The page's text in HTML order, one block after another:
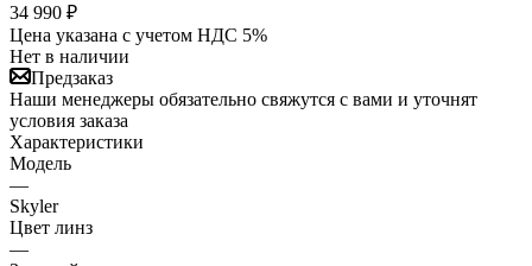
34 990 ₽
Цена указана с учетом НДС 5%
Нет в наличии
Предзаказ
Наши менеджеры обязательно свяжутся с вами и уточнят
условия заказа
Характеристики
Модель
—
Skyler
Цвет линз
—